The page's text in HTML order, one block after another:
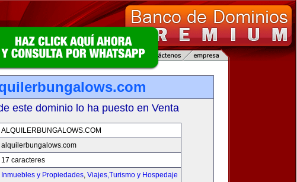
este dominio lo ha puesto en Venta
ALQUILERBUNGALOWS.COM
alquilerbungalows.com
17 caracteres
Inmuebles y Propiedades, Viajes,Turismo y Hospedaje